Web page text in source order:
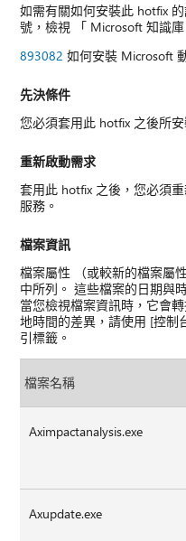
如需有關如何安裝此 hotfix
號，檢視 「 Microsoft 知識庫
893082 如何安裝 Microsoft
先決條件
您必須套用此 hotfix 之後所
重新啟動需求
套用此 hotfix 之後，您必須
服務。
檔案資訊
檔案屬性 （或較新的檔案屬
中所列。 這些檔案的日期與
當您檢視檔案資訊時，它會
地時間的差異，請使用 [控制
引標籤。
檔案名稱
Aximpactanalysis.exe
Axupdate.exe